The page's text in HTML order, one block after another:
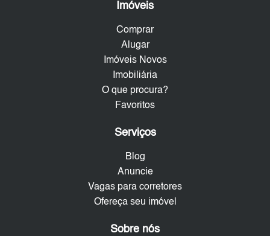
Imóveis
Comprar
Alugar
Imóveis Novos
Imobiliária
O que procura?
Favoritos
Serviços
Blog
Anuncie
Vagas para corretores
Ofereça seu imóvel
Sobre nós